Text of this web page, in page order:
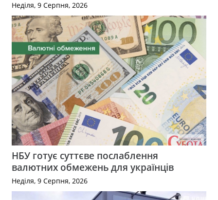
Неділя, 9 Серпня, 2026
НБУ готує суттєве послаблення
валютних обмежень для українців
Неділя, 9 Серпня, 2026